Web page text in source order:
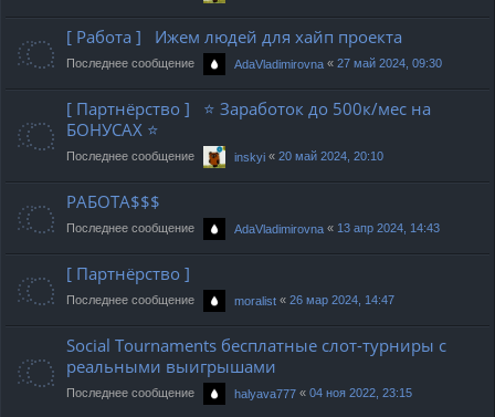
[ Работа ] Ижем людей для хайп проекта
Последнее сообщение AdaVladimirovna « 27 май 2024, 09:30
[ Партнёрство ] ⭐️ Заработок до 500к/мес на
БОНУСАХ ⭐️
Последнее сообщение inskyi « 20 май 2024, 20:10
РАБОТА$$$
Последнее сообщение AdaVladimirovna « 13 апр 2024, 14:43
[ Партнёрство ]
Последнее сообщение moralist « 26 мар 2024, 14:47
Social Tournaments бесплатные слот-турниры с
реальными выигрышами
Последнее сообщение halyava777 « 04 ноя 2022, 23:15